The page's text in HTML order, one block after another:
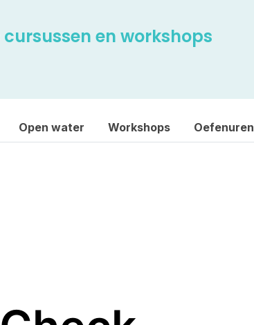
en workshops
Open water Workshops Oefenuren